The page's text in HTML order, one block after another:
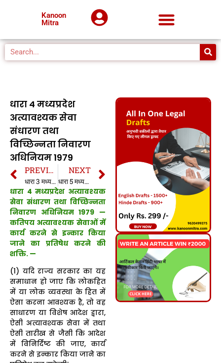
Kanoon
Mitra
धारा 4 मध्यप्रदेश
अत्यावश्यक सेवा
संधारण तथा
विच्छिन्नता निवारण
अधिनियम 1979
PREVIOUS
धारा 3 मध्यप्रदेश अत्यावश्यक सेवा संधारण तथा विच्छिन्नता निवारण अधिनियम 1979
NEXT
धारा 5 मध्यप्रदेश अत्यावश्यक सेवा संधारण तथा विच्छिन्नता निवारण अधिनियम 1979
धारा 4 मध्यप्रदेश अत्यावश्यक
सेवा संधारण तथा विच्छिन्नता
निवारण अधिनियम 1979 —
कतिपय अत्यावश्यक सेवाओं में
कार्य करने से इन्कार किया
जाने का प्रतिषेध करने की
शक्ति. —
(1) यदि राज्य सरकार का यह
समाधान हो जाए कि लोकहित
में या लोक व्यवस्था के हित में
ऐसा करना आवश्यक है, तो वह
साधारण या विशेष आदेश द्वारा,
ऐसी अत्यावश्यक सेवा में तथा
ऐसी तारीख से जैसी कि आदेश
में विनिर्दिष्ट की जाए, कार्य
करने से इन्कार किया जाने का